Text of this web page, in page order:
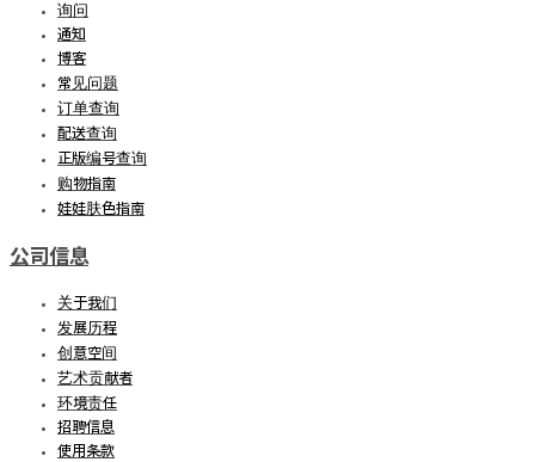
询问
通知
博客
常见问题
订单查询
配送查询
正版编号查询
购物指南
娃娃肤色指南
公司信息
关于我们
发展历程
创意空间
艺术贡献者
环境责任
招聘信息
使用条款